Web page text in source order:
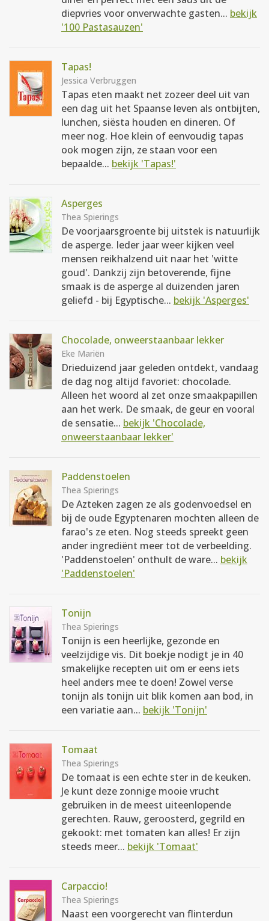
diepvries voor onverwachte gasten... bekijk
'100 Pastasauzen'
Tapas!
Jessica Verbruggen
Tapas eten maakt net zozeer deel uit van
een dag uit het Spaanse leven als ontbijten,
lunchen, siësta houden en dineren. Of
meer nog. Hoe klein of eenvoudig tapas
ook mogen zijn, ze staan voor een
bepaalde... bekijk 'Tapas!'
Asperges
Thea Spierings
De voorjaarsgroente bij uitstek is natuurlijk
de asperge. Ieder jaar weer kijken veel
mensen reikhalzend uit naar het 'witte
goud'. Dankzij zijn betoverende, fijne
smaak is de asperge al duizenden jaren
geliefd - bij Egyptische... bekijk 'Asperges'
Chocolade, onweerstaanbaar lekker
Eke Mariën
Drieduizend jaar geleden ontdekt, vandaag
de dag nog altijd favoriet: chocolade.
Alleen het woord al zet onze smaakpapillen
aan het werk. De smaak, de geur en vooral
de sensatie... bekijk 'Chocolade,
onweerstaanbaar lekker'
Paddenstoelen
Thea Spierings
De Azteken zagen ze als godenvoedsel en
bij de oude Egyptenaren mochten alleen de
farao's ze eten. Nog steeds spreekt geen
ander ingrediënt meer tot de verbeelding.
'Paddenstoelen' onthult de ware... bekijk
'Paddenstoelen'
Tonijn
Thea Spierings
Tonijn is een heerlijke, gezonde en
veelzijdige vis. Dit boekje nodigt je in 40
smakelijke recepten uit om er eens iets
heel anders mee te doen! Zowel verse
tonijn als tonijn uit blik komen aan bod, in
een variatie aan... bekijk 'Tonijn'
Tomaat
Thea Spierings
De tomaat is een echte ster in de keuken.
Je kunt deze zonnige mooie vrucht
gebruiken in de meest uiteenlopende
gerechten. Rauw, geroosterd, gegrild en
gekookt: met tomaten kan alles! Er zijn
steeds meer... bekijk 'Tomaat'
Carpaccio!
Thea Spierings
Naast een voorgerecht van flinterdun